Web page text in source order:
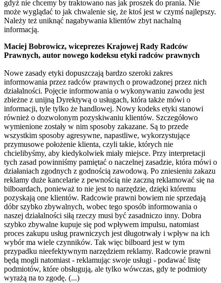
gdyż nie chcemy by traktowano nas jak proszek do prania. Nie
może wyglądać to jak chwalenie się, że ktoś jest w czymś najlepszy.
Należy też uniknąć nagabywania klientów zbyt nachalną
informacją.
Maciej Bobrowicz, wiceprezes Krajowej Rady Radców
Prawnych, autor nowego kodeksu etyki radców prawnych
Nowe zasady etyki dopuszczają bardzo szeroki zakres
informowania przez radców prawnych o prowadzonej przez nich
działalności. Pojęcie informowania o wykonywaniu zawodu jest
zbieżne z unijną Dyrektywą o usługach, która także mówi o
informacji, tyle tylko że handlowej. Nowy kodeks etyki stanowi
również o dozwolonym pozyskiwaniu klientów. Szczegółowo
wymienione zostały w nim sposoby zakazane. Są to przede
wszystkim sposoby agresywne, napastliwe, wykorzystujące
przymusowe położenie klienta, czyli takie, których nie
chcielibyśmy, aby kiedykolwiek miały miejsce. Przy interpretacji
tych zasad powinniśmy pamiętać o naczelnej zasadzie, która mówi o
działaniach zgodnych z godnością zawodową. Po zniesieniu zakazu
reklamy duże kancelarie z pewnością nie zaczną reklamować się na
bilboardach, ponieważ to nie jest to narzędzie, dzięki któremu
pozyskają one klientów. Radcowie prawni bowiem nie sprzedają
dóbr szybko zbywalnych, wobec tego sposób informowania o
naszej działalności siłą rzeczy musi być zasadniczo inny. Dobra
szybko zbywalne kupuje się pod wpływem impulsu, natomiast
proces zakupu usług prawniczych jest długotrwały i wpływ na ich
wybór ma wiele czynników. Tak więc bilboard jest w tym
przypadku nieefektywnym narzędziem reklamy. Radcowie prawni
będą mogli natomiast - reklamując swoje usługi - podawać listę
podmiotów, które obsługują, ale tylko wówczas, gdy te podmioty
wyrażą na to zgodę. (...)